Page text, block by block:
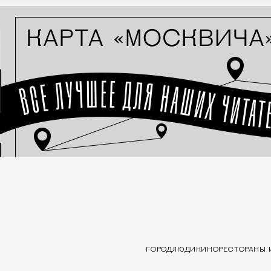
ГОРОДЛЮДИ КИНОРЕСТОРАНЫ